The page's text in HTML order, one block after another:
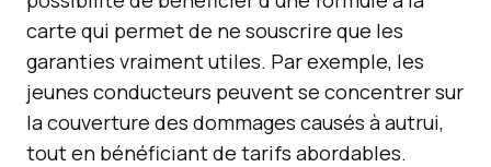
carte qui permet de ne souscrire que les
garanties vraiment utiles. Par exemple, les
jeunes conducteurs peuvent se concentrer sur
la couverture des dommages causés à autrui,
tout en bénéficiant de tarifs abordables.